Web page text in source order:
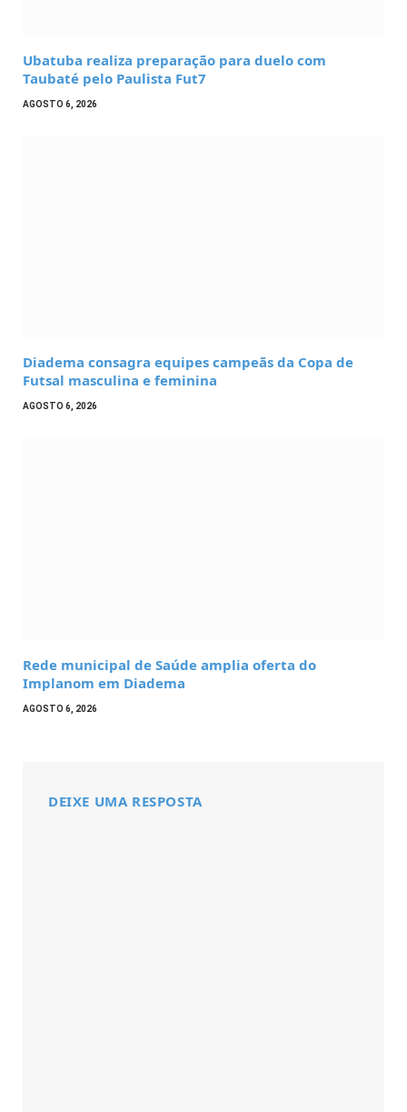
Ubatuba realiza preparação para duelo com
Taubaté pelo Paulista Fut7
AGOSTO 6, 2026
Diadema consagra equipes campeãs da Copa de
Futsal masculina e feminina
AGOSTO 6, 2026
Rede municipal de Saúde amplia oferta do
Implanom em Diadema
AGOSTO 6, 2026
DEIXE UMA RESPOSTA